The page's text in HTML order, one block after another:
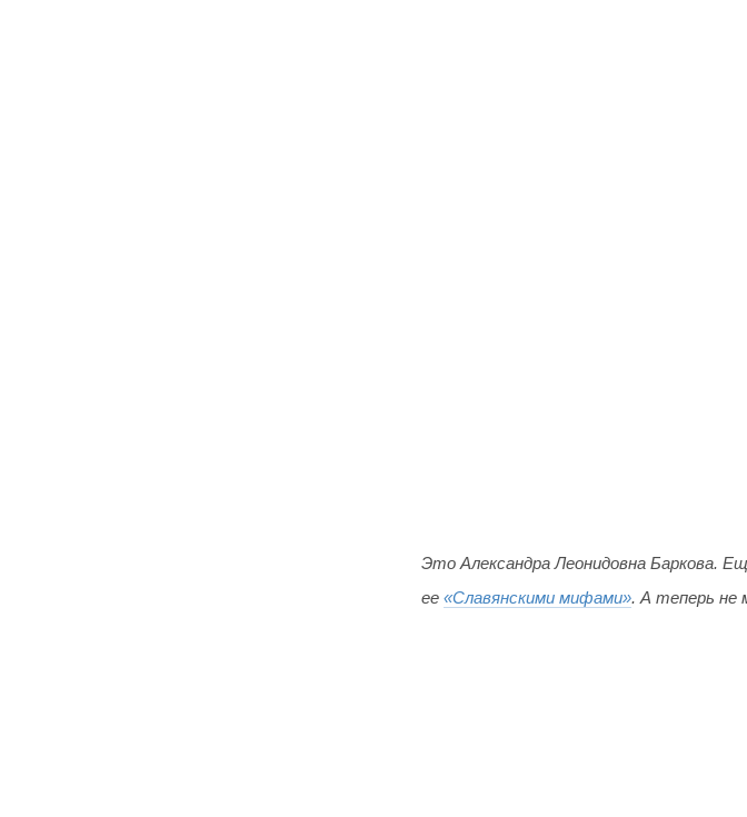
Это Александра Леонидовна Баркова.
ее «Славянскими мифами». А теперь не